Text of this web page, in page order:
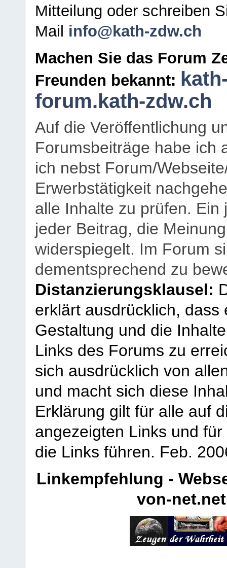
Mitteilung oder schreiben
Mail info@kath-zdw.ch
Machen Sie das Forum
Freunden bekannt:
forum.kath-zdw.ch
Auf die Veröffentlichung
Forumsbeiträge habe ich
ich nebst Forum/
Erwerbstätigkeit
alle Inhalte zu prüfen.
jeder Beitrag, die
widerspiegelt. Im Forum
dementsprechend zu
Distanzierungsklausel:
erklärt ausdrücklich,
Gestaltung und die
Links des Forums zu
sich ausdrücklich von
und macht sich diese
Erklärung gilt für alle auf
angezeigten Links und
die Links führen. Feb.
Linkempfehlung -
von-net.net